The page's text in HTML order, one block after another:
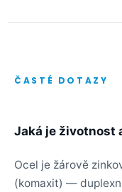
ČASTÉ DOTAZY
Jaká je životnost
Ocel je žárově
(komaxit) —